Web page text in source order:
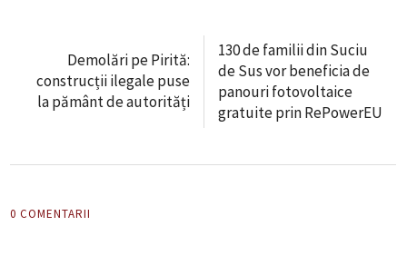
Demolări pe Pirită:
construcții ilegale puse
la pământ de autorități
130 de familii din Suciu
de Sus vor beneficia de
panouri fotovoltaice
gratuite prin RePowerEU
0 COMENTARII